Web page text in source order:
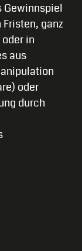
Gewinnspiel
ganz
in
aus
oder
durch